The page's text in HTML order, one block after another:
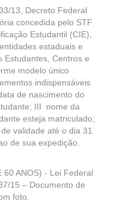
13, Decreto Federal
concedida pelo STF
Estudantil (CIE),
estaduais e
Estudantes, Centros e
modelo único
indispensáveis
de nascimento do
III nome da
esteja matriculado;
validade até o dia 31
de sua expedição.
60 ANOS) - Lei Federal
15 – Documento de
foto.